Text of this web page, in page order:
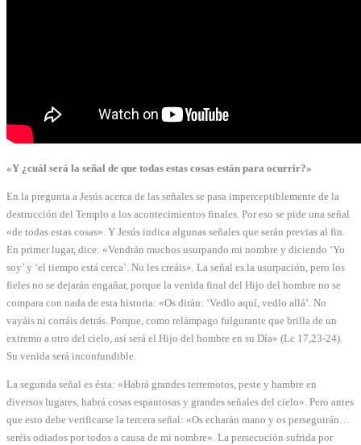
«Y ¿cuál será la señal de que todas estas cosas están para ocurrir?»
En la pregunta a Jesús acerca de las señales se pasa imperceptiblemente de la
destrucción del Templo a los acontecimientos finales. Por eso se pide una señal
«de todas estas cosas». Y Jesús indica algunas señales que serán previas al fin.
En primer lugar, dice: «Vendrán muchos usurpando mi nombre y diciendo ‘Yo
soy’ y ‘el tiempo está cerca’. No les creáis». La señal es la usurpación, pero los
fieles no se dejarán engañar, porque la venida final del Hijo del hombre no se
compara con nada de esta historia: «Os dirán: ‘Vedlo aquí, vedlo allá’. No
vayáis ni corráis detrás. Porque, como relámpago fulgurante que brilla de un
extremo a otro del cielo, así será el Hijo del hombre en su Día» (Lc 17,23-24).
Su venida será inconfundible.
La segunda señal es ésta: «Habrá grandes terremotos, peste y hambre en
diversos lugares, habrá cosas espantosas y grandes señales del cielo». Pero antes
que esto debe verificarse la tercera señal: «Os echarán mano y os perseguirán…
seréis odiados por todos a causa de mi nombre». La persecución sufrida por